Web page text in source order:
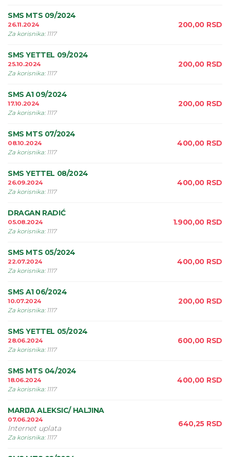
SMS MTS 09/2024
26.11.2024
Za korisnika: 1117
200,00 RSD
SMS YETTEL 09/2024
25.10.2024
Za korisnika: 1117
200,00 RSD
SMS A1 09/2024
17.10.2024
Za korisnika: 1117
200,00 RSD
SMS MTS 07/2024
08.10.2024
Za korisnika: 1117
400,00 RSD
SMS YETTEL 08/2024
26.09.2024
Za korisnika: 1117
400,00 RSD
DRAGAN RADIĆ
05.08.2024
Za korisnika: 1117
1.900,00 RSD
SMS MTS 05/2024
22.07.2024
Za korisnika: 1117
400,00 RSD
SMS A1 06/2024
10.07.2024
Za korisnika: 1117
200,00 RSD
SMS YETTEL 05/2024
28.06.2024
Za korisnika: 1117
600,00 RSD
SMS MTS 04/2024
18.06.2024
Za korisnika: 1117
400,00 RSD
MARIJA ALEKSIC/ HALJINA
07.06.2024
Internet uplata
Za korisnika: 1117
640,25 RSD